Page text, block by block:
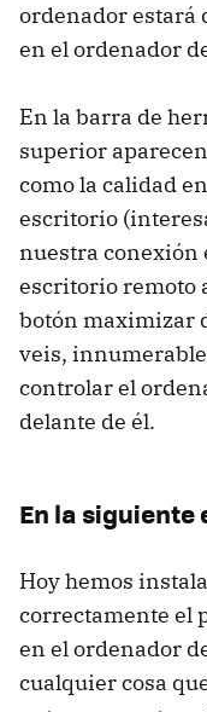
ordenador estará
en el ordenador
En la barra de
superior
como la calidad
escritorio
nuestra conexión
escritorio remoto
botón maximizar
veis,
controlar el
delante de él.
En la
Hoy hemos
correctamente el
en el ordenador
cualquier cosa